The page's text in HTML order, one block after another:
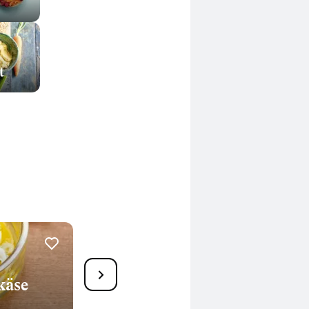
Ziegenkäse-Süßkartoffel-
Thymian-Aufstrich